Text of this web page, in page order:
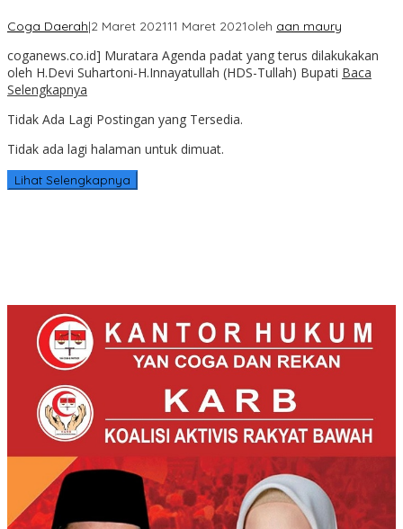
Coga Daerah|2 Maret 202111 Maret 2021oleh aan maury
coganews.co.id] Muratara Agenda padat yang terus dilakukakan
oleh H.Devi Suhartoni-H.Innayatullah (HDS-Tullah) Bupati Baca
Selengkapnya
Tidak Ada Lagi Postingan yang Tersedia.
Tidak ada lagi halaman untuk dimuat.
Lihat Selengkapnya